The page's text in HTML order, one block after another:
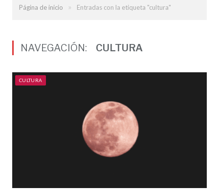
Página de inicio » Entradas con la etiqueta "cultura"
NAVEGACIÓN: CULTURA
CULTURA